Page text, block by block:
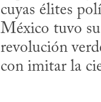
cuyas élites
México tuvo su
revolución
con imitar la